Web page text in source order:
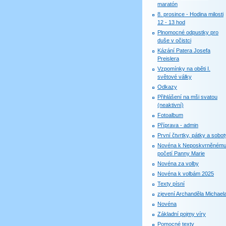
maratón
8. prosince - Hodina milosti
12 - 13 hod
Plnomocné odpustky pro
duše v očistci
Kázání Patera Josefa
Preislera
Vzpomínky na oběti I.
světové války
Odkazy
Přihlášení na mši svatou
(neaktivní)
Fotoalbum
Příprava - admin
První čtvrtky, pátky a
Novéna k Neposkvrněnému
početí Panny Marie
Novéna za volby
Novéna k volbám 2025
Texty písní
zjevení Archanděla
Novéna
Základní pojmy víry
Pomocné texty